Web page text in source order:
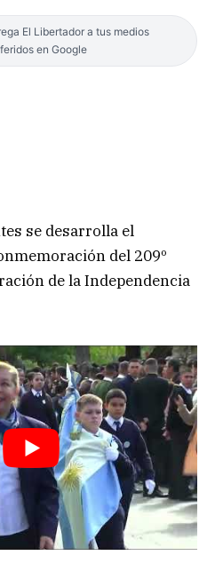
El Libertador a tus medios
en Google
se desarrolla el
del 209º
de la Independencia